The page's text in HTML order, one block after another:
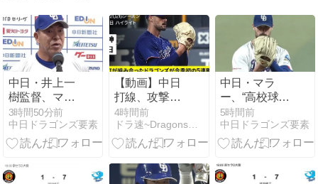
中日・井上一
樹監督、マラ
ーは「被安打
は多かったけ
どもそこで粘
きた」
3時間50分前
中日ドラゴンズ要素
【動画】中日
打線、攻撃の
手を緩めず本
日7得点！サ
ノーと石川が
ーヒット！
4時間前
ドラ速~Dragons速報~
中日・マラ
ー、“高校球児
のようなスタ
イル”に…？
5時間前
中日ドラゴンズ要素